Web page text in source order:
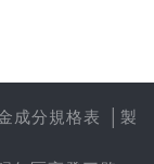
成分規格表
製